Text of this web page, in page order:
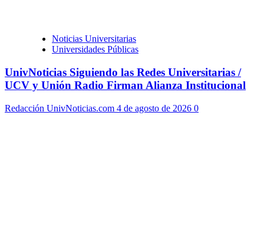
Noticias Universitarias
Universidades Públicas
UnivNoticias Siguiendo las Redes Universitarias /
UCV y Unión Radio Firman Alianza Institucional
Redacción UnivNoticias.com 4 de agosto de 2026 0